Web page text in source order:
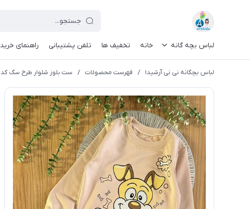
لباس بچه گانه خانه تخفیف ها تلفن پشتیبانی راهنمای خرید
لباس بچگانه نی نی آرشیدا / فهرست محصولات / ست بلوز شلوار طرح سگ کد ۱۸۱۳